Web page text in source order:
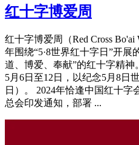
红十字博爱周
红十字博爱周（Red Cross
年围绕“5·8世界红十字日”开展
道、博爱、奉献”的红十字精
5月6日至12日，以纪念5月8日
日）。 2024年恰逢中国红十字
总会印发通知，部署 ...